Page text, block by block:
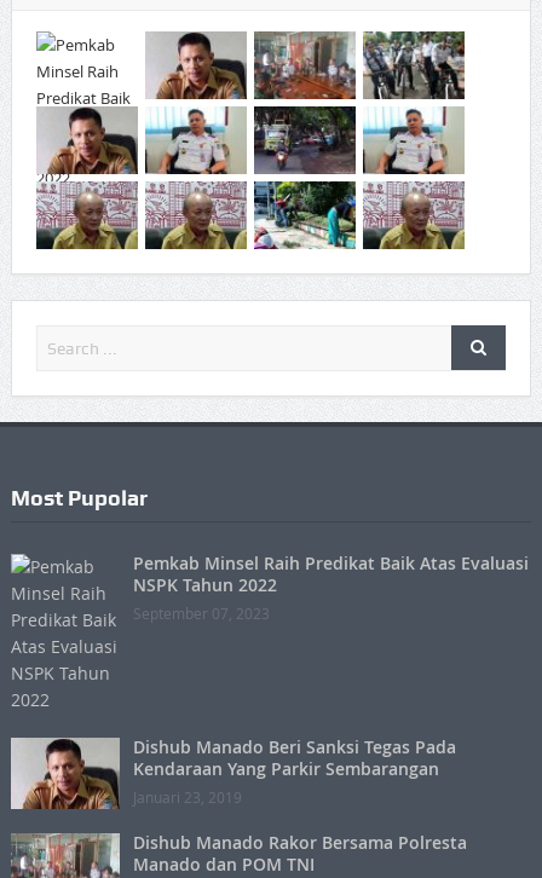
Most Pupolar
Pemkab Minsel Raih Predikat Baik Atas Evaluasi
NSPK Tahun 2022
September 07, 2023
Dishub Manado Beri Sanksi Tegas Pada
Kendaraan Yang Parkir Sembarangan
Januari 23, 2019
Dishub Manado Rakor Bersama Polresta
Manado dan POM TNI